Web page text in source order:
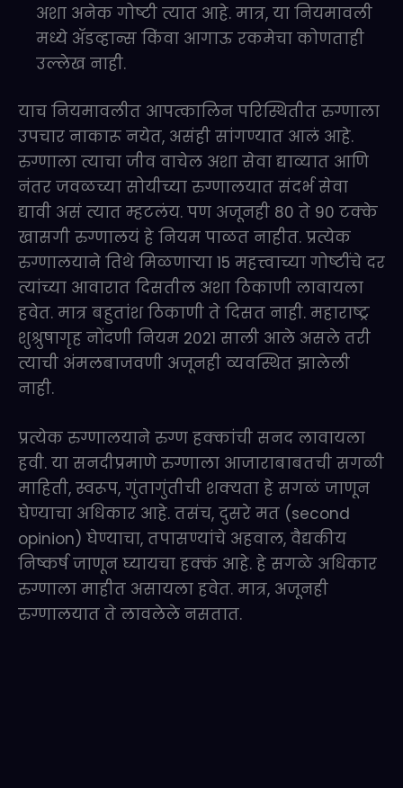
अशा अनेक गोष्टी त्यात आहे. मात्र, या नियमावली
मध्ये ॲडव्हान्स किंवा आगाऊ रकमेचा कोणताही
उल्लेख नाही.
याच नियमावलीत आपत्कालिन परिस्थितीत रुग्णाला
उपचार नाकारू नयेत, असंही सांगण्यात आलं आहे.
रुग्णाला त्याचा जीव वाचेल अशा सेवा द्याव्यात आणि
नंतर जवळच्या सोयीच्या रुग्णालयात संदर्भ सेवा
द्यावी असं त्यात म्हटलंय. पण अजूनही 80 ते 90 टक्के
खासगी रुग्णालयं हे नियम पाळत नाहीत. प्रत्येक
रुग्णालयाने तिथे मिळणाऱ्या 15 महत्त्वाच्या गोष्टींचे दर
त्यांच्या आवारात दिसतील अशा ठिकाणी लावायला
हवेत. मात्र बहुतांश ठिकाणी ते दिसत नाही. महाराष्ट्र
शुश्रुषागृह नोंदणी नियम 2021 साली आले असले तरी
त्याची अंमलबाजवणी अजूनही व्यवस्थित झालेली
नाही.
प्रत्येक रुग्णालयाने रुग्ण हक्कांची सनद लावायला
हवी. या सनदीप्रमाणे रुग्णाला आजाराबाबतची सगळी
माहिती, स्वरूप, गुंतागुंतीची शक्यता हे सगळं जाणून
घेण्याचा अधिकार आहे. तसंच, दुसरे मत (second
opinion) घेण्याचा, तपासण्यांचे अहवाल, वैद्यकीय
निष्कर्ष जाणून घ्यायचा हक्कं आहे. हे सगळे अधिकार
रुग्णाला माहीत असायला हवेत. मात्र, अजूनही
रुग्णालयात ते लावलेले नसतात.